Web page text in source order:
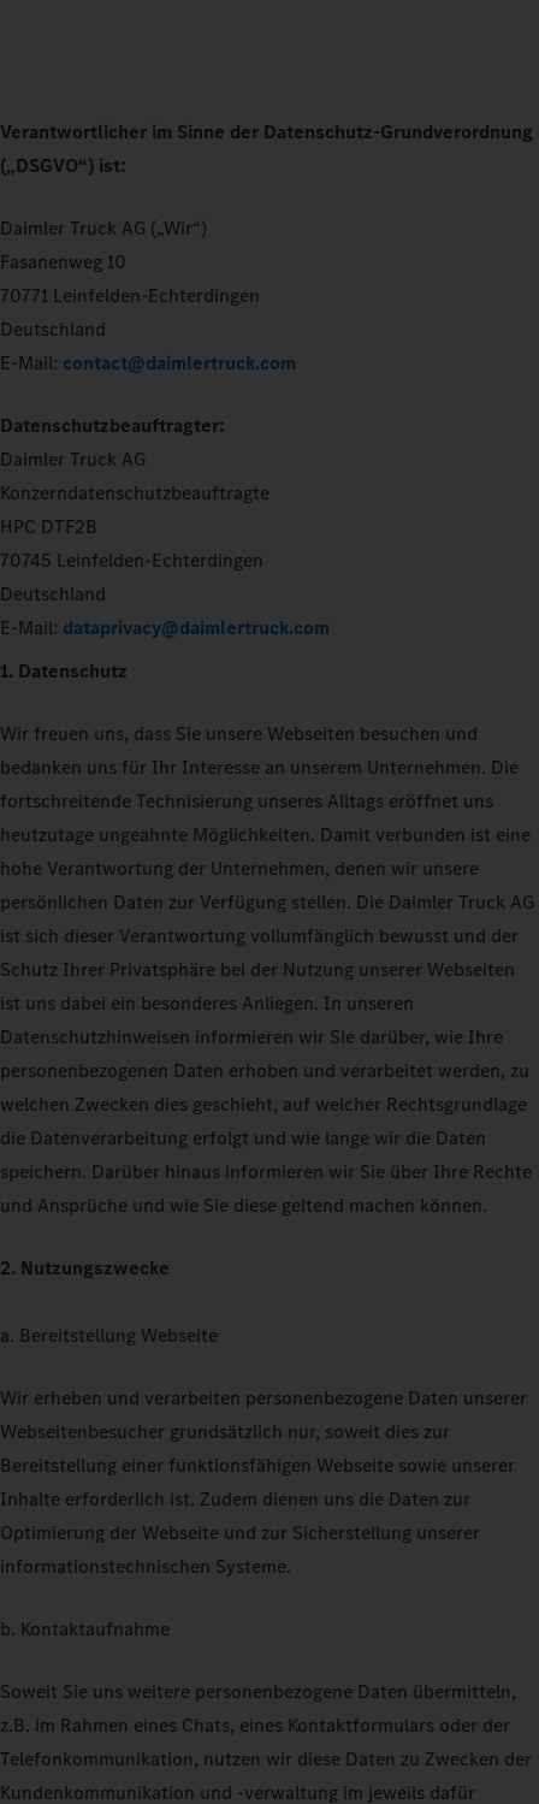
Verantwortlicher im Sinne der Datenschutz-Grundverordnung
(„DSGVO“) ist:
Daimler Truck AG („Wir“)
Fasanenweg 10
70771 Leinfelden-Echterdingen
Deutschland
E-Mail: contact@daimlertruck.com
Datenschutzbeauftragter:
Daimler Truck AG
Konzerndatenschutzbeauftragte
HPC DTF2B
70745 Leinfelden-Echterdingen
Deutschland
E-Mail: dataprivacy@daimlertruck.com
1. Datenschutz
Wir freuen uns, dass Sie unsere Webseiten besuchen und
bedanken uns für Ihr Interesse an unserem Unternehmen. Die
fortschreitende Technisierung unseres Alltags eröffnet uns
heutzutage ungeahnte Möglichkeiten. Damit verbunden ist eine
hohe Verantwortung der Unternehmen, denen wir unsere
persönlichen Daten zur Verfügung stellen. Die Daimler Truck AG
ist sich dieser Verantwortung vollumfänglich bewusst und der
Schutz Ihrer Privatsphäre bei der Nutzung unserer Webseiten
ist uns dabei ein besonderes Anliegen. In unseren
Datenschutzhinweisen informieren wir Sie darüber, wie Ihre
personenbezogenen Daten erhoben und verarbeitet werden, zu
welchen Zwecken dies geschieht, auf welcher Rechtsgrundlage
die Datenverarbeitung erfolgt und wie lange wir die Daten
speichern. Darüber hinaus informieren wir Sie über Ihre Rechte
und Ansprüche und wie Sie diese geltend machen können.
2. Nutzungszwecke
a. Bereitstellung Webseite
Wir erheben und verarbeiten personenbezogene Daten unserer
Webseitenbesucher grundsätzlich nur, soweit dies zur
Bereitstellung einer funktionsfähigen Webseite sowie unserer
Inhalte erforderlich ist. Zudem dienen uns die Daten zur
Optimierung der Webseite und zur Sicherstellung unserer
informationstechnischen Systeme.
b. Kontaktaufnahme
Soweit Sie uns weitere personenbezogene Daten übermitteln,
z.B. im Rahmen eines Chats, eines Kontaktformulars oder der
Telefonkommunikation, nutzen wir diese Daten zu Zwecken der
Kundenkommunikation und -verwaltung im jeweils dafür